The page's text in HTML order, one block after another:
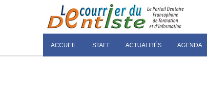
ACCUEIL STAFF ACTUALITÉS AGENDA